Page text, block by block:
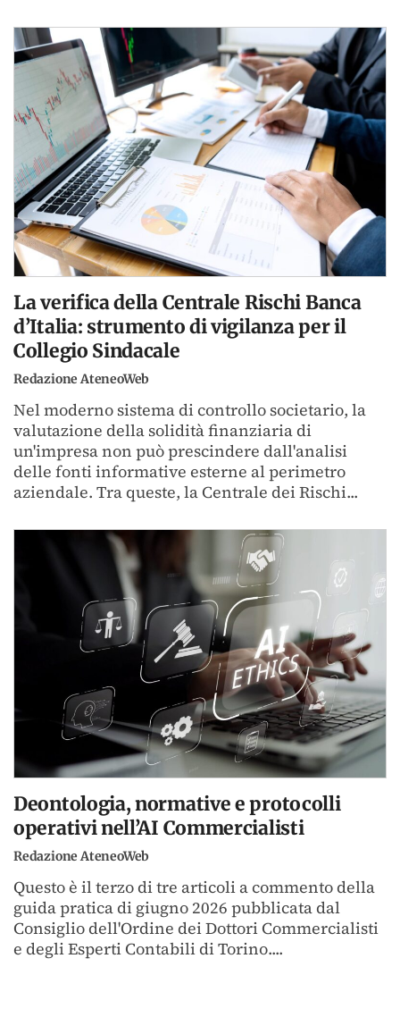
La verifica della Centrale Rischi Banca
d’Italia: strumento di vigilanza per il
Collegio Sindacale
Redazione AteneoWeb
Nel moderno sistema di controllo societario, la
valutazione della solidità finanziaria di
un'impresa non può prescindere dall'analisi
delle fonti informative esterne al perimetro
aziendale. Tra queste, la Centrale dei Rischi...
Deontologia, normative e protocolli
operativi nell’AI Commercialisti
Redazione AteneoWeb
Questo è il terzo di tre articoli a commento della
guida pratica di giugno 2026 pubblicata dal
Consiglio dell'Ordine dei Dottori Commercialisti
e degli Esperti Contabili di Torino....